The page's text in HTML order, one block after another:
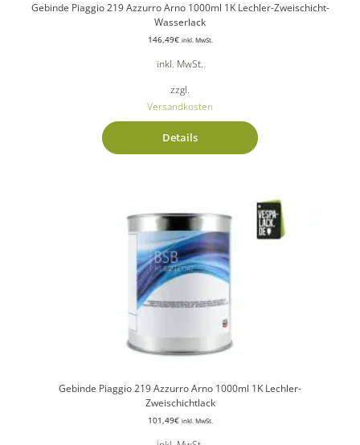
Gebinde Piaggio 219 Azzurro Arno 1000ml 1K Lechler-Zweischicht-
Wasserlack
146,49€ inkl. MwSt.
inkl. MwSt.
zzgl.
Versandkosten
Details
Gebinde Piaggio 219 Azzurro Arno 1000ml 1K Lechler-
Zweischichtlack
101,49€ inkl. MwSt.